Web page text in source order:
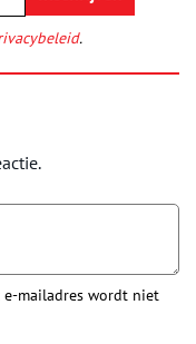
.
e-mailadres wordt niet